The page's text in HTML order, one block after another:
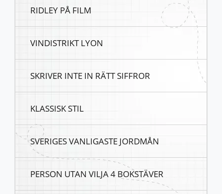
RIDLEY PÅ FILM
VINDISTRIKT LYON
SKRIVER INTE IN RÄTT SIFFROR
KLASSISK STIL
SVERIGES VANLIGASTE JORDMÅN
PERSON UTAN VILJA 4 BOKSTÄVER